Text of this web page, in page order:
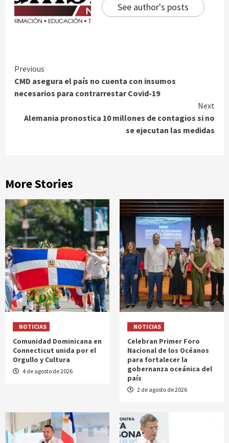
See author's posts
Continue
Reading
Previous
CMD asegura el país no cuenta con insumos
necesarios para contrarrestar Covid-19
Next
Alemania pronostica 10 millones de contagios si no
se ejecutan las medidas
More Stories
NOTICIAS
Comunidad Dominicana en
Connecticut unida por el
Orgullo y Cultura
4 de agosto de 2026
NOTICIAS
Celebran Primer Foro
Nacional de los Océanos
para fortalecer la
gobernanza oceánica del
país
2 de agosto de 2026